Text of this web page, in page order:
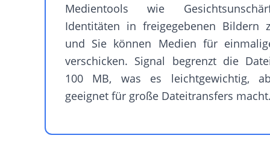
Medientools wie
Identitäten in freigegebenen Bildern
und Sie können Medien für
verschicken. Signal begrenzt die
100 MB, was es leichtgewichtig,
geeignet für große Dateitransfers